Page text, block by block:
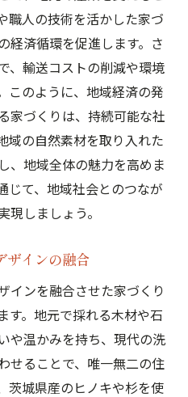
職人の技術を活かした家づ
経済循環を促進します。さ
、輸送コストの削減や環境
このように、地域経済の発
家づくりは、持続可能な社
域の自然素材を取り入れた
、地域全体の魅力を高めま
じて、地域社会とのつなが
現しましょう。
ザインの融合
インを融合させた家づくり
す。地元で採れる木材や石
や温かみを持ち、現代の洗
せることで、唯一無二の住
茨城県産のヒノキや杉を使